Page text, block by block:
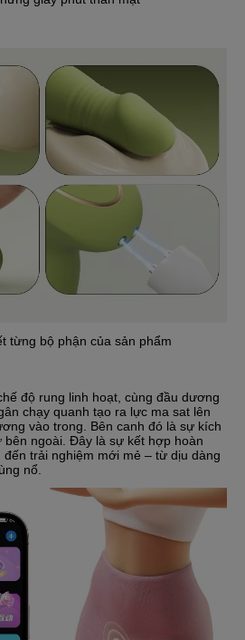
từng bộ phận của sản phẩm
độ rung linh hoạt, cùng đầu dương
chạy quanh tạo ra lực ma sat lên
vào trong. Bên canh đó là sự kích
ngoài. Đây là sự kết hợp hoàn
trải nghiệm mới mẻ – từ dịu dàng
nổ.